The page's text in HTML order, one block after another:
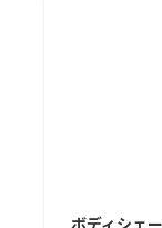
ボディシェ